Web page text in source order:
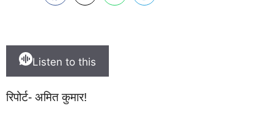
Listen to this
रिपोर्ट- अमित कुमार!